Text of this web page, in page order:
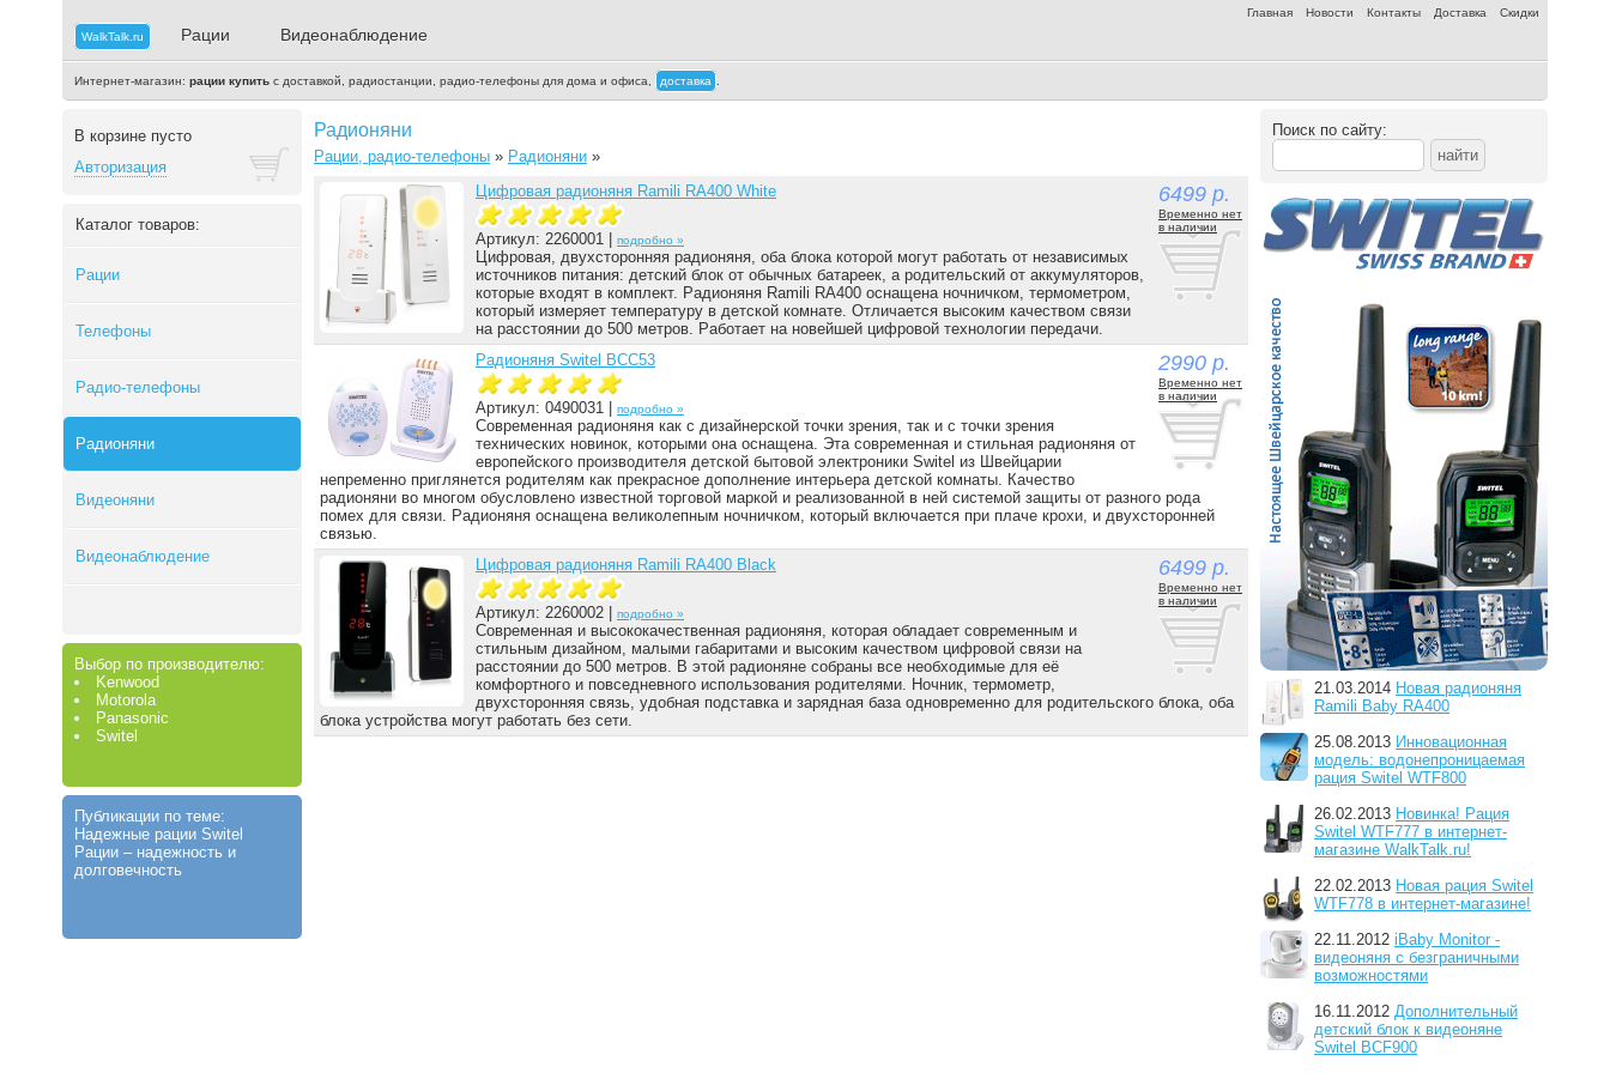
WalkTalk.ru Рации Видеонаблюдение
Главная Новости Контакты Доставка Скидки
Интернет-магазин: рации купить с доставкой, радиостанции, радио-телефоны для дома и офиса, доставка
В корзине пусто
Авторизация
Каталог товаров:
Рации
Телефоны
Радио-телефоны
Радионяни
Видеоняни
Видеонаблюдение
Выбор по производителю:
Kenwood
Motorola
Panasonic
Switel
Публикации по теме:
Надежные рации Switel
Рации – надежность и
долговечность
Радионяни
Рации, радио-телефоны » Радионяни »
6499 р.
Временно нет
в наличии
Цифровая радионяня Ramili RA400 White
Артикул: 2260001 | подробно »
Цифровая, двухсторонняя радионяня, оба блока которой могут работать от независимых
источников питания: детский блок от обычных батареек, а родительский от аккумуляторов,
которые входят в комплект. Радионяня Ramili RA400 оснащена ночничком, термометром,
который измеряет температуру в детской комнате. Отличается высоким качеством связи
на расстоянии до 500 метров. Работает на новейшей цифровой технологии передачи.
2990 р.
Временно нет
в наличии
Радионяня Switel BCC53
Артикул: 0490031 | подробно »
Современная радионяня как с дизайнерской точки зрения, так и с точки зрения
технических новинок, которыми она оснащена. Эта современная и стильная радионяня от
европейского производителя детской бытовой электроники Switel из Швейцарии
непременно приглянется родителям как прекрасное дополнение интерьера детской комнаты. Качество
радионяни во многом обусловлено известной торговой маркой и реализованной в ней системой защиты от разного рода
помех для связи. Радионяня оснащена великолепным ночничком, который включается при плаче крохи, и двухсторонней
связью.
6499 р.
Временно нет
в наличии
Цифровая радионяня Ramili RA400 Black
Артикул: 2260002 | подробно »
Современная и высококачественная радионяня, которая обладает современным и
стильным дизайном, малыми габаритами и высоким качеством цифровой связи на
расстоянии до 500 метров. В этой радионяне собраны все необходимые для её
комфортного и повседневного использования родителями. Ночник, термометр,
двухсторонняя связь, удобная подставка и зарядная база одновременно для родительского блока, оба
блока устройства могут работать без сети.
Поиск по сайту:
21.03.2014 Новая радионяня
Ramili Baby RA400
25.08.2013 Инновационная
модель: водонепроницаемая
рация Switel WTF800
26.02.2013 Новинка! Рация
Switel WTF777 в интернет-
магазине WalkTalk.ru!
22.02.2013 Новая рация Switel
WTF778 в интернет-магазине!
22.11.2012 iBaby Monitor -
видеоняня с безграничными
возможностями
16.11.2012 Дополнительный
детский блок к видеоняне
Switel BCF900